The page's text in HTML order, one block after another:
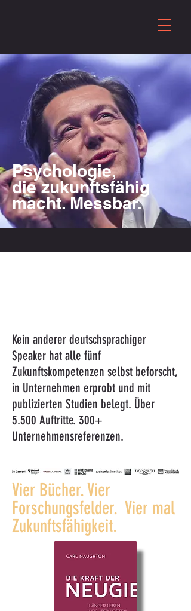
Psychologie,
die zukunftsfähig
macht. Messbar.
Kein anderer deutschsprachiger
Speaker hat alle fünf
Zukunftskompetenzen selbst beforscht,
in Unternehmen erprobt und mit
publizierten Studien belegt. Über
5.500 Auftritte. 300+
Unternehmensreferenzen.
Vier Bücher. Vier
Forschungsfelder. Vier mal
Zukunftsfähigkeit.